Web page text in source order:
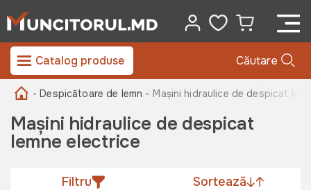
Catalog produse Căutare
- Despicătoare de lemn - Mașini hidraulice de despicat
Mașini hidraulice de despicat
lemne electrice
Filtru Sortează